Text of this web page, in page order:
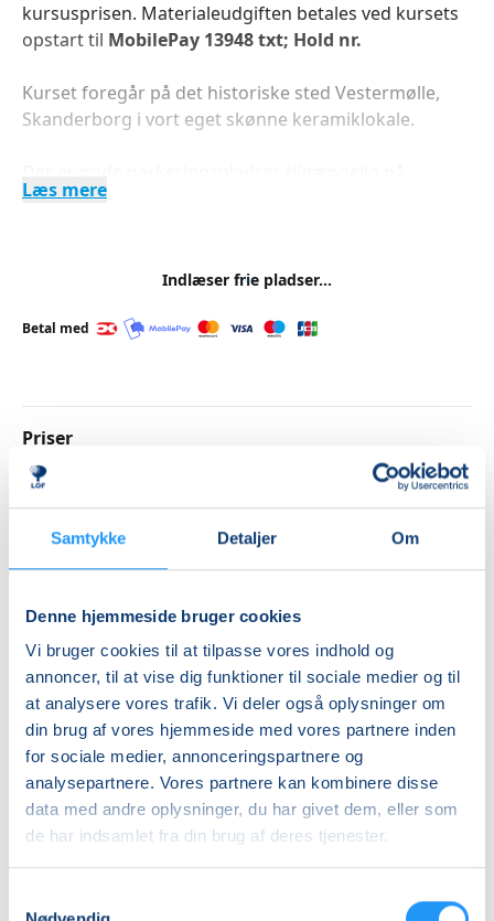
Samtykke Detaljer Om
Denne hjemmeside bruger cookies
Vi bruger cookies til at tilpasse vores indhold og
annoncer, til at vise dig funktioner til sociale medier og til
at analysere vores trafik. Vi deler også oplysninger om
din brug af vores hjemmeside med vores partnere inden
for sociale medier, annonceringspartnere og
analysepartnere. Vores partnere kan kombinere disse
data med andre oplysninger, du har givet dem, eller som
de har indsamlet fra din brug af deres tjenester.
kursusprisen. Materialeudgiften betales ved kursets
opstart til MobilePay 13948 txt; Hold nr.
Kurset foregår på det historiske sted Vestermølle,
Skanderborg i vort eget skønne keramiklokale.
Vestermølle.
er værd at køre efter. Se vores weekendkurser
Materialeudgifter til ler o.lign. må påregnes og er
Medbring evt.:
Brugt håndklæde
Arbejdstøj der må blive beskidt
Forklæde
Læs mere
Indlæser frie pladser...
Betal med
Priser
Almen
Info
Nummer
6376070
Første mødegang
lørdag 29.08.2026, kl. 09.00 - 15.00
Sidste mødegang
søndag 13.09.2026, kl. 09.00 - 12.30
Antal mødegange
3mødegange